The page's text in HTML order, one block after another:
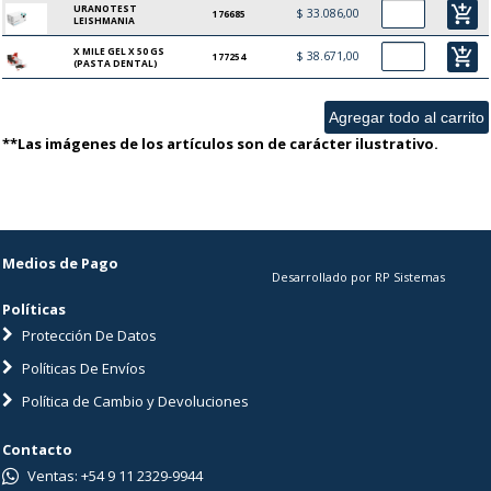
URANOTEST
LEISHMANIA
176685 $ 33.086,00 add_shopping_cart
X MILE GEL X 50 GS
(PASTA DENTAL)
177254 $ 38.671,00 add_shopping_cart
**Las imágenes de los artículos son de carácter ilustrativo.
Medios de Pago
Políticas
Protección De Datos
Políticas De Envíos
Política de Cambio y Devoluciones
Desarrollado por RP Sistemas
Contacto
Ventas: +54 9 11 2329-9944